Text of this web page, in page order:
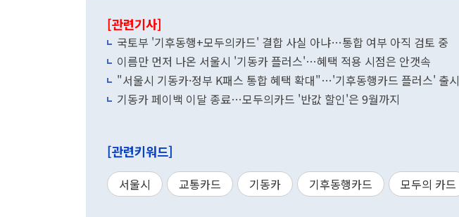
[관련기사]
국토부 '기후동행+모두의카드' 결합 사실 아냐…통합 여부 아직 검토 중
이름만 먼저 나온 서울시 '기동카 플러스'…혜택 적용 시점은 안갯속
"서울시 기동카·정부 K패스 통합 혜택 확대"…'기후동행카드 플러스' 출시
기동카 페이백 이달 종료…모두의카드 '반값 할인'은 9월까지
[관련키워드]
서울시 교통카드 기동카 기후동행카드 모두의 카드